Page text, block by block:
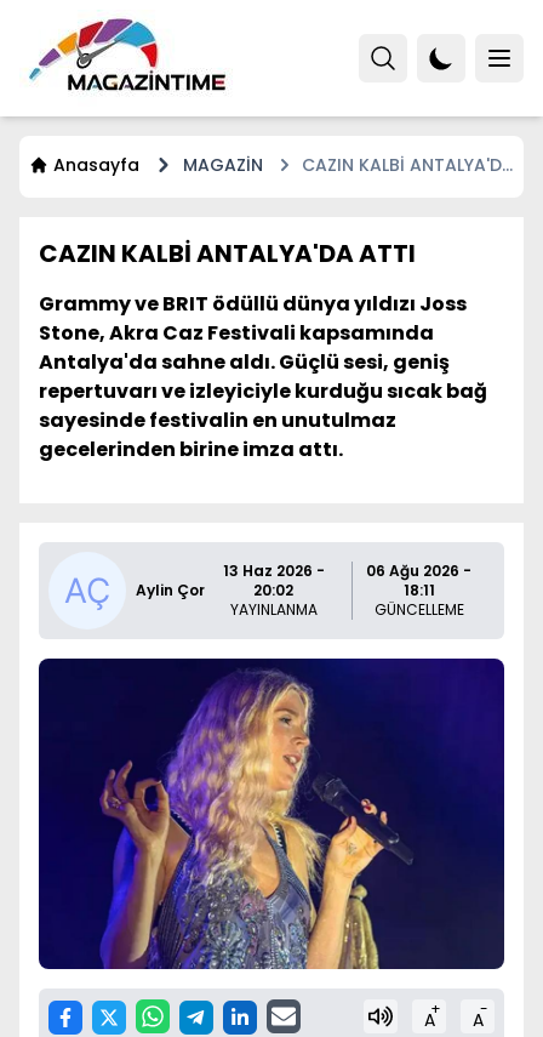
Anasayfa MAGAZİN
CAZIN KALBİ ANTALYA'DA
CAZIN KALBİ ANTALYA'DA ATTI
Grammy ve BRIT ödüllü dünya yıldızı Joss
Stone, Akra Caz Festivali kapsamında
Antalya'da sahne aldı. Güçlü sesi, geniş
repertuvarı ve izleyiciyle kurduğu sıcak bağ
sayesinde festivalin en unutulmaz
gecelerinden birine imza attı.
Aylin Çor
13 Haz 2026 -
20:02
YAYINLANMA
06 Ağu 2026 -
18:11
GÜNCELLEME
A+ A-